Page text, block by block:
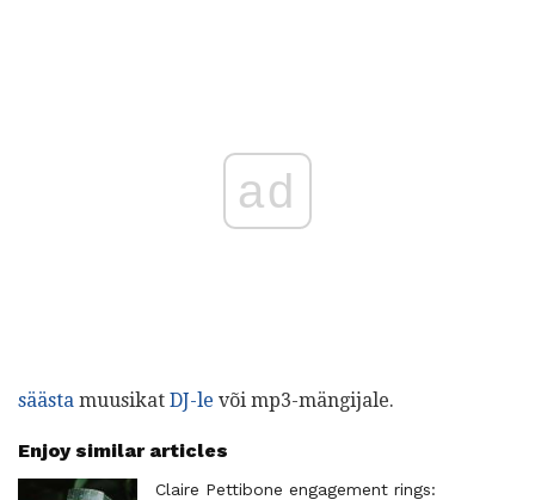
ad
säästa muusikat DJ-le või mp3-mängijale.
Enjoy similar articles
Claire Pettibone engagement rings: